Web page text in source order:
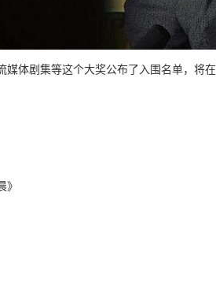
媒体剧集等这个大奖公布了入围名单，将
》